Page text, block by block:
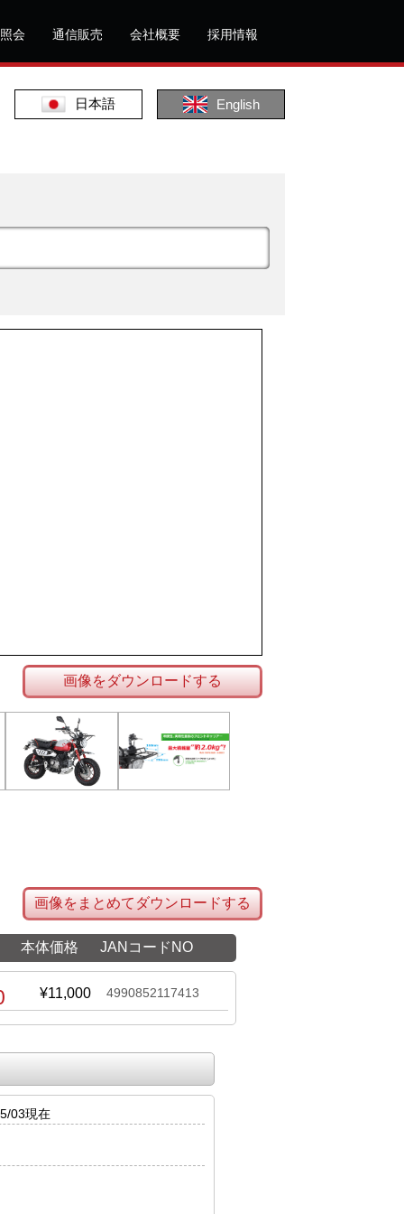
会 通信販売 会社概要 採用情報
日本語 English
画像をダウンロードする
画像をまとめてダウンロードする
本体価格 JANコードNO
¥11,000 4990852117413
03現在